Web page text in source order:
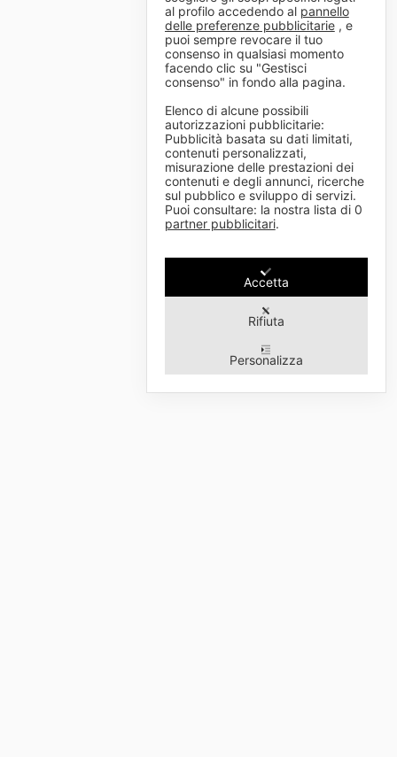
al profilo accedendo al pannello
delle preferenze pubblicitarie, e
puoi sempre revocare il tuo
consenso in qualsiasi momento
facendo clic su "Gestisci
consenso" in fondo alla pagina.
Elenco di alcune possibili
autorizzazioni pubblicitarie:
Pubblicità basata su dati limitati,
contenuti personalizzati,
misurazione delle prestazioni dei
contenuti e degli annunci, ricerche
sul pubblico e sviluppo di servizi.
Puoi consultare: la nostra lista di 0
partner pubblicitari.
Accetta
Rifiuta
Personalizza